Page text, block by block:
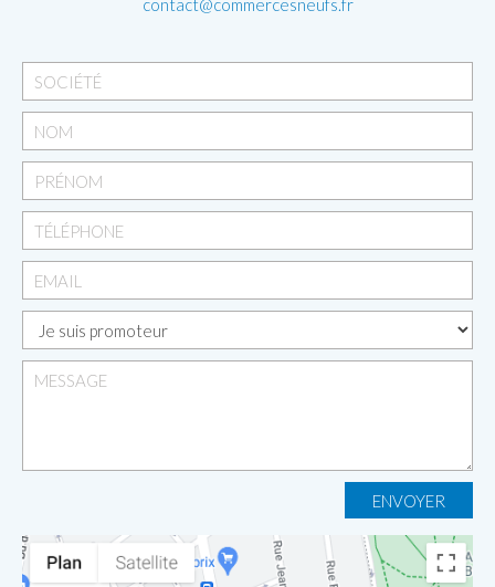
contact@commercesneufs.fr
ENVOYER